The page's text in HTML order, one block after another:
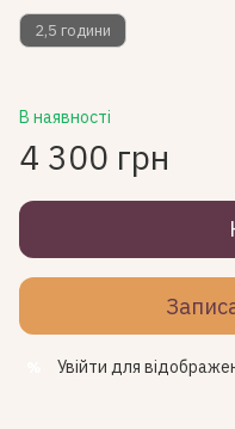
2,5 години
В наявності
4 300 грн
Увійти для